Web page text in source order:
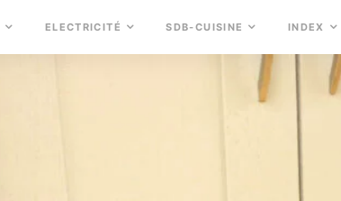
ELECTRICITÉ SDB-CUISINE INDEX